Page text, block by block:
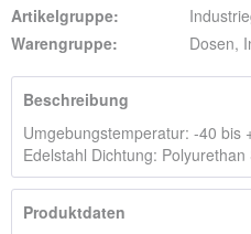
Artikelgruppe:
Warengruppe:
Dosen,
Beschreibung
Umgebungstemperatur: -40 bis
Edelstahl Dichtung: Polyurethan
Produktdaten